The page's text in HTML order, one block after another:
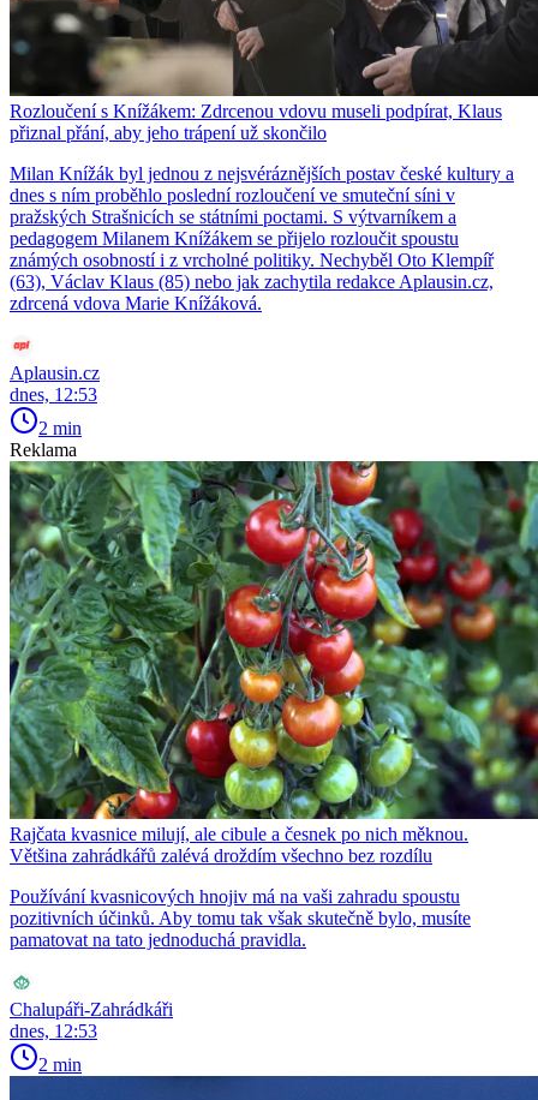
Rozloučení s Knížákem: Zdrcenou vdovu museli podpírat, Klaus
přiznal přání, aby jeho trápení už skončilo
Milan Knížák byl jednou z nejsvéráznějších postav české kultury a
dnes s ním proběhlo poslední rozloučení ve smuteční síni v
pražských Strašnicích se státními poctami. S výtvarníkem a
pedagogem Milanem Knížákem se přijelo rozloučit spoustu
známých osobností i z vrcholné politiky. Nechyběl Oto Klempíř
(63), Václav Klaus (85) nebo jak zachytila redakce Aplausin.cz,
zdrcená vdova Marie Knížáková.
Aplausin.cz
dnes, 12:53
2 min
Reklama
Rajčata kvasnice milují, ale cibule a česnek po nich měknou.
Většina zahrádkářů zalévá droždím všechno bez rozdílu
Používání kvasnicových hnojiv má na vaši zahradu spoustu
pozitivních účinků. Aby tomu tak však skutečně bylo, musíte
pamatovat na tato jednoduchá pravidla.
Chalupáři-Zahrádkáři
dnes, 12:53
2 min